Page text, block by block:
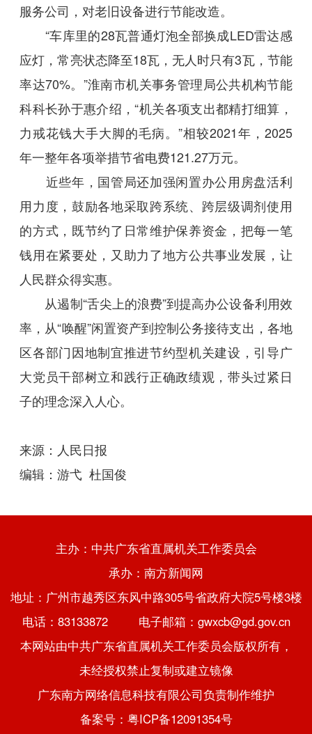
服务公司，对老旧设备进行节能改造。
“车库里的28瓦普通灯泡全部换成LED雷达感
应灯，常亮状态降至18瓦，无人时只有3瓦，节能
率达70%。”淮南市机关事务管理局公共机构节能
科科长孙于惠介绍，“机关各项支出都精打细算，
力戒花钱大手大脚的毛病。”相较2021年，2025
年一整年各项举措节省电费121.27万元。
近些年，国管局还加强闲置办公用房盘活利
用力度，鼓励各地采取跨系统、跨层级调剂使用
的方式，既节约了日常维护保养资金，把每一笔
钱用在紧要处，又助力了地方公共事业发展，让
人民群众得实惠。
从遏制“舌尖上的浪费”到提高办公设备利用效
率，从“唤醒”闲置资产到控制公务接待支出，各地
区各部门因地制宜推进节约型机关建设，引导广
大党员干部树立和践行正确政绩观，带头过紧日
子的理念深入人心。
来源：人民日报
编辑：游弋 杜国俊
主办：中共广东省直属机关工作委员会
承办：南方新闻网
地址：广州市越秀区东风中路305号省政府大院5号楼3楼
电话：83133872 电子邮箱：gwxcb@gd.gov.cn
本网站由中共广东省直属机关工作委员会版权所有，
未经授权禁止复制或建立镜像
广东南方网络信息科技有限公司负责制作维护
备案号：粤ICP备12091354号